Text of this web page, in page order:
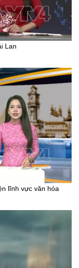
Lan
lĩnh vực văn hóa